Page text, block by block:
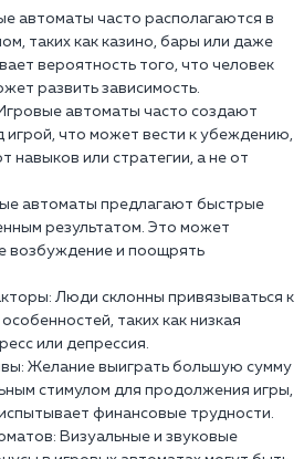
автоматы часто располагаются в
таких как казино, бары или даже
вероятность того, что человек
развить зависимость.
автоматы часто создают
что может вести к убеждению,
навыков или стратегии, а не от
автоматы предлагают быстрые
результатом. Это может
возбуждение и поощрять
Люди склонны привязываться к
таких как низкая
или депрессия.
Желание выиграть большую сумму
стимулом для продолжения игры,
финансовые трудности.
Визуальные и звуковые